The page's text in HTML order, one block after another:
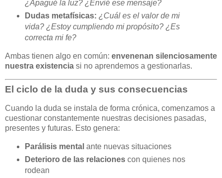
¿Apagué la luz? ¿Envié ese mensaje?
Dudas metafísicas: ¿Cuál es el valor de mi
vida? ¿Estoy cumpliendo mi propósito? ¿Es
correcta mi fe?
Ambas tienen algo en común: envenenan silenciosamente
nuestra existencia si no aprendemos a gestionarlas.
El ciclo de la duda y sus consecuencias
Cuando la duda se instala de forma crónica, comenzamos a
cuestionar constantemente nuestras decisiones pasadas,
presentes y futuras. Esto genera:
Parálisis mental ante nuevas situaciones
Deterioro de las relacionescon quienes nos
rodean